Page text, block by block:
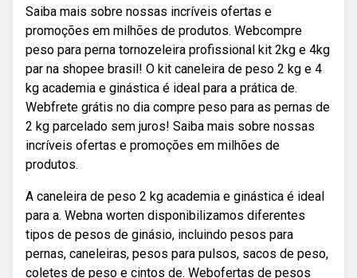
Saiba mais sobre nossas incríveis ofertas e
promoções em milhões de produtos. Webcompre
peso para perna tornozeleira profissional kit 2kg e 4kg
par na shopee brasil! O kit caneleira de peso 2 kg e 4
kg academia e ginástica é ideal para a prática de.
Webfrete grátis no dia compre peso para as pernas de
2 kg parcelado sem juros! Saiba mais sobre nossas
incríveis ofertas e promoções em milhões de
produtos.
A caneleira de peso 2 kg academia e ginástica é ideal
para a. Webna worten disponibilizamos diferentes
tipos de pesos de ginásio, incluindo pesos para
pernas, caneleiras, pesos para pulsos, sacos de peso,
coletes de peso e cintos de. Webofertas de pesos